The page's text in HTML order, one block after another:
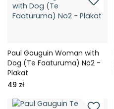
Paul Gauguin Woman with
Dog (Te Faaturuma) No2 -
Plakat
49 zł